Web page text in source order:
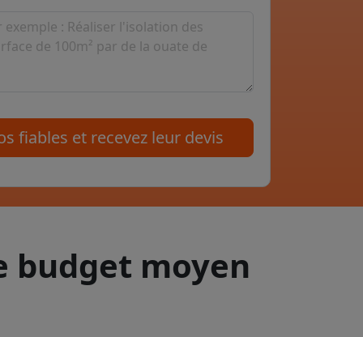
fiables et recevez leur devis
budget moyen